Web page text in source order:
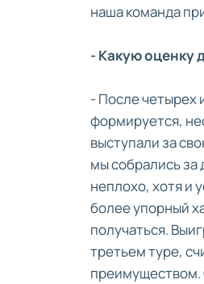
наша команда
- Какую оценку
- После четырех
формируется,
выступали за
мы собрались за
неплохо, хотя и
более упорный
получаться.
третьем туре,
преимуществом.